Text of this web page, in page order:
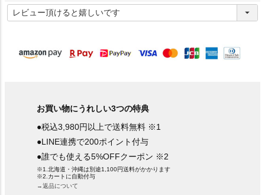
必
須
お買い物にうれしい3つの特典
●税込3,980円以上で送料無料 ※1
●LINE連携で200ポイント付与
●誰でも使える5%OFFクーポン ※2
※1.北海道・沖縄は別途1,100円送料がかかります
※2.カートに自動付与
→返品について